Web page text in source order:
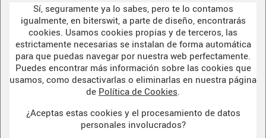
Sí, seguramente ya lo sabes, pero te lo contamos
igualmente, en biterswit, a parte de diseño, encontrarás
cookies. Usamos cookies propias y de terceros, las
estrictamente necesarias se instalan de forma automática
para que puedas navegar por nuestra web perfectamente.
Puedes encontrar más información sobre las cookies que
usamos, como desactivarlas o eliminarlas en nuestra página
de Política de Cookies.
¿Aceptas estas cookies y el procesamiento de datos
personales involucrados?
POLÍTICA DE COOKIES
WELCOME TO OUR
DARK SIDE
BITERSWIT STUDIO